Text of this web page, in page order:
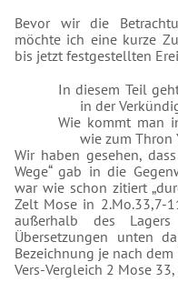
Bevor wir die
möchte ich eine kurze
bis jetzt festgestellten
In diesem Teil
in der
Wie kommt man
wie zum Thron
Wir haben gesehen,
Wege“ gab in die
war wie schon zitiert
Zelt Mose in 2.Mo.33,7-
außerhalb des
Übersetzungen unten
Bezeichnung je nach
Vers-Vergleich 2 Mose 33,